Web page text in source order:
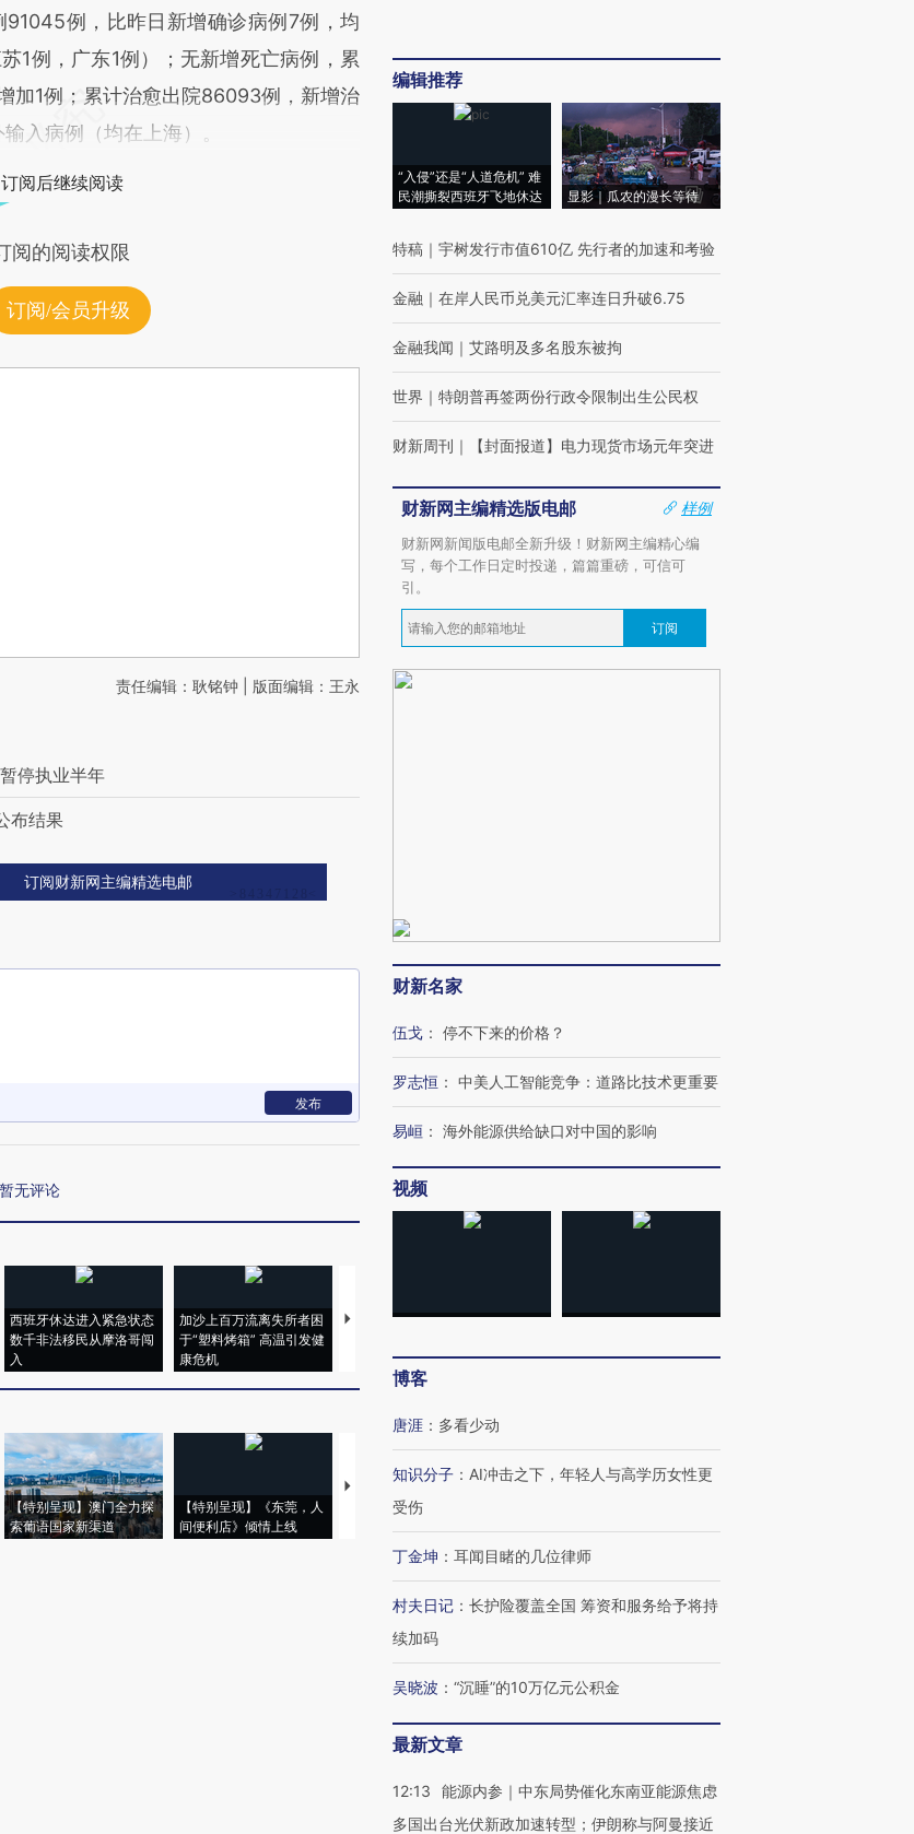
例，比昨日新增确诊病例7例，均
1例，广东1例）；无新增死亡病例，累
加1例；累计治愈出院86093例，新增治
入病例（均在上海）。
阅后继续阅读
阅的阅读权限
订阅/会员升级
责任编辑：耿铭钟 | 版面编辑：王永
停执业半年
布结果
订阅财新网主编精选电邮
发布
无评论
西班牙休达进入紧急状态
数千非法移民从摩洛哥闯
入
加沙上百万流离失所者困
于“塑料烤箱” 高温引发健
康危机
视线｜HYROX的吸金
心“花钱找虐”？
马航飞行员跨国走私7万
毒品
视线｜被称为“蟑螂”的印
育部长拱下台
【特别呈现】澳门全力探
索葡语国家新渠道
【特别呈现】《东莞，人
间便利店》倾情上线
【推广】走进第四届链博
会，让数智科技“链”接产
【商旅对话】华住集团
编辑推荐
“入侵”还是“人道危机” 难
民潮撕裂西班牙飞地休达
显影｜瓜农的漫长等待
特稿 ｜ 宇树发行市值610亿 先行者的加速和考验
金融 ｜ 在岸人民币兑美元汇率连日升破6.75
金融我闻 ｜ 艾路明及多名股东被拘
世界 ｜ 特朗普再签两份行政令限制出生公民权
财新周刊 ｜ 【封面报道】电力现货市场元年突进
财新网主编精选版电邮
样例
财新网新闻版电邮全新升级！财新网主编精心编
写，每个工作日定时投递，篇篇重磅，可信可
引。
订阅
财新名家
伍戈 ： 停不下来的价格？
罗志恒 ： 中美人工智能竞争：道路比技术更重要
易峘 ： 海外能源供给缺口对中国的影响
视频
博客
唐涯 ： 多看少动
知识分子 ： AI冲击之下，年轻人与高学历女性更
受伤
丁金坤 ： 耳闻目睹的几位律师
村夫日记 ： 长护险覆盖全国 筹资和服务给予将持
续加码
吴晓波 ： “沉睡”的10万亿元公积金
最新文章
12:13
能源内参｜中东局势催化东南亚能源焦虑
多国出台光伏新政加速转型；伊朗称与阿曼接近